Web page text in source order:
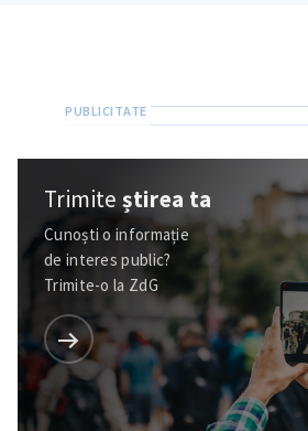
Trimiteștirea ta
Cunoști o informație
de interes public?
Trimite-o la ZdG